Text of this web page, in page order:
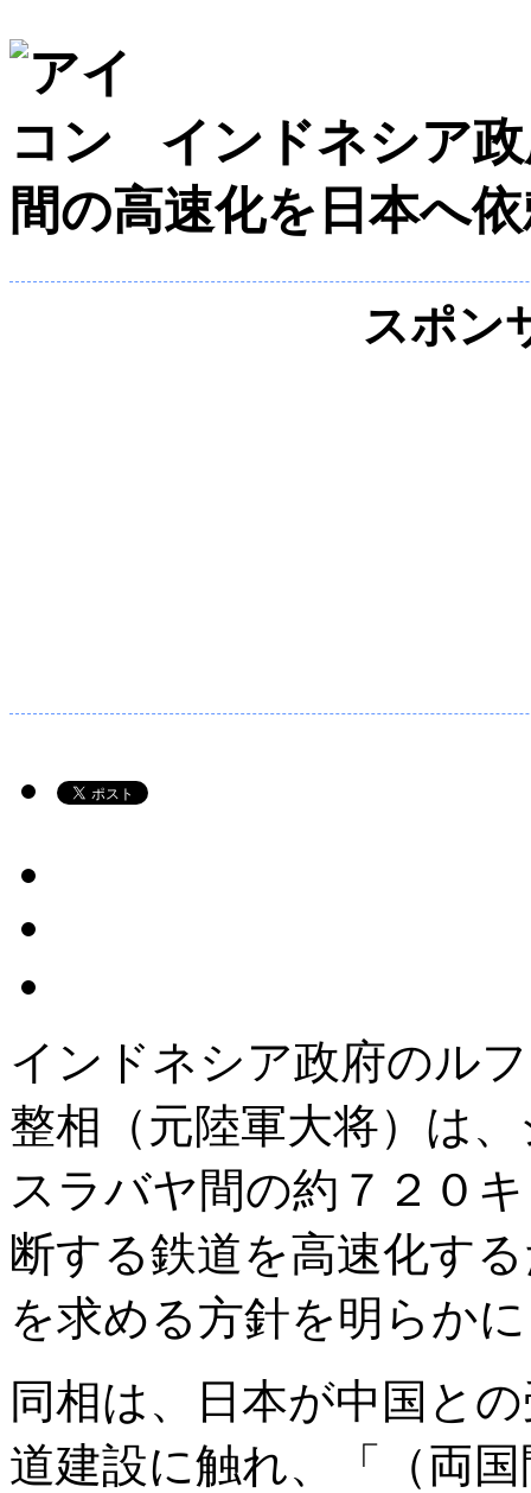
インドネシア
間の高速化を日本へ
スポン
インドネシア政府のル
整相（元陸軍大将）は
スラバヤ間の約７２０
断する鉄道を高速化す
を求める方針を明らか
同相は、日本が中国と
道建設に触れ、「（両